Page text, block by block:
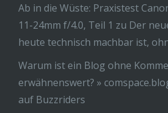
Ab in die Wüste: Praxistest
11-24mm f/4.0, Teil 1 zu Der
heute technisch machbar ist,
Warum ist ein Blog ohne
erwähnenswert? »
auf Buzzriders